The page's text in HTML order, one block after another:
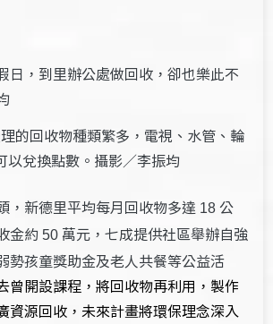
的回收物種類繁多，電視、水管、輪
以兌換點數。攝影／李振均
，新德里平均每月回收物多達 18公
金約50 萬元，七成提供社區舉辦自強
勢孩童獎助金及老人共餐等公益活
曾開設課程，將回收物再利用，製作
資源回收，未來計畫將環保理念深入